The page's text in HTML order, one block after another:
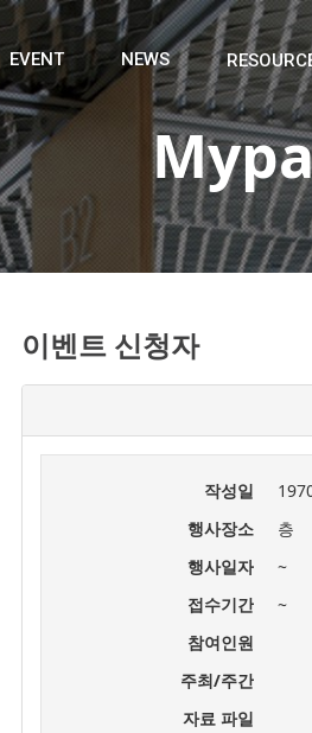
EVENT NEWS
이벤트 신청자
작성일
행사장소
층
행사일자
~
접수기간
~
참여인원
주최/주간
자료 파일